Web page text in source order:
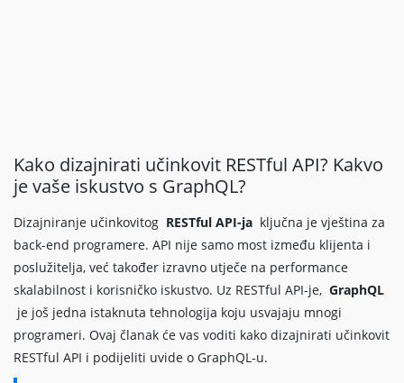
Kako dizajnirati učinkovit RESTful API? Kakvo
je vaše iskustvo s GraphQL?
Dizajniranje učinkovitog RESTful API-ja ključna je vještina za
back-end programere. API nije samo most između klijenta i
poslužitelja, već također izravno utječe na performance
skalabilnost i korisničko iskustvo. Uz RESTful API-je, GraphQL
je još jedna istaknuta tehnologija koju usvajaju mnogi
programeri. Ovaj članak će vas voditi kako dizajnirati učinkovit
RESTful API i podijeliti uvide o GraphQL-u.